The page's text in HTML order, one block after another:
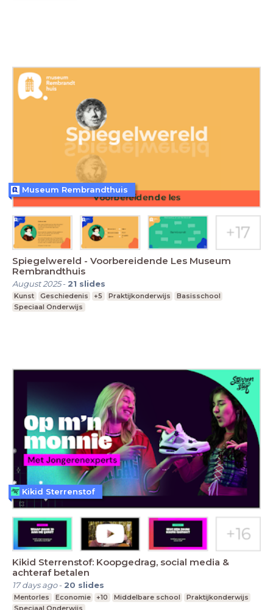
Spiegelwereld - Voorbereidende Les Museum
Rembrandthuis
August 2025- 21 slides
Kunst Geschiedenis +5 Praktijkonderwijs
Basisschool
Speciaal Onderwijs
Museum Rembrandthuis
Kikid Sterrenstof: Koopgedrag, social media &
achteraf betalen
17 days ago- 20 slides
Mentorles Economie +10 Middelbare school
Praktijkonderwijs
Kikid Sterrenstof